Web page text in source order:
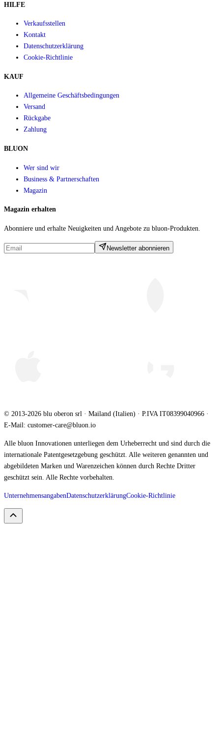
HILFE
Verkaufsstellen
Kontakt
Datenschutzerklärung
Cookie-Richtlinie
KAUF
Allgemeine Geschäftsbedingungen
Versand
Rückgabe
Zahlung
BLUON
Wer sind wir
Business & Partnerschaften
Magazin
Magazin erhalten
Abonniere und erhalte Neuigkeiten und Angebote zu bluon-Produkten.
Newsletter abonnieren
© 2013-2026 blu oberon srl · Mailand (Italien) · P.IVA IT08399040966 ·
E-Mail: customer-care@bluon.io
Alle bluon Innovationen unterliegen dem Urheberrecht und sind durch die
internationale Patentgesetzgebung geschützt. Alle weiteren genannten und
abgebildeten Marken und Warenzeichen können durch Rechte Dritter
geschützt sein. Alle Rechte vorbehalten.
UnternehmensangabenDatenschutzerklärungCookie-Richtlinie